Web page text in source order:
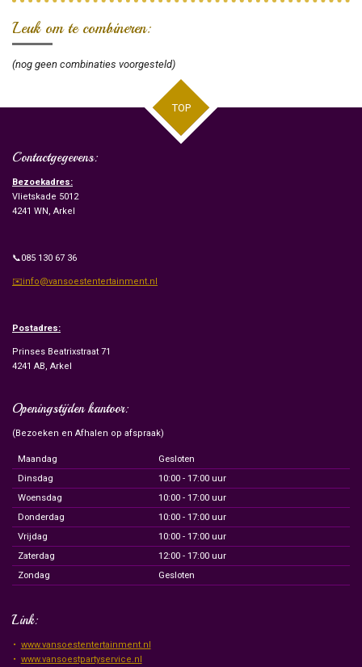
Leuk om te combineren:
(nog geen combinaties voorgesteld)
TOP
Contactgegevens:
Bezoekadres:
Vlietskade 5012
4241 WN, Arkel
📞085 130 67 36
✉️info@vansoestentertainment.nl
Postadres:
Prinses Beatrixstraat 71
4241 AB, Arkel
Openingstijden kantoor:
(Bezoeken en Afhalen op afspraak)
Maandag
Gesloten
Dinsdag
10:00 - 17:00 uur
Woensdag
10:00 - 17:00 uur
Donderdag
10:00 - 17:00 uur
Vrijdag
10:00 - 17:00 uur
Zaterdag
12:00 - 17:00 uur
Zondag
Gesloten
Link:
www.vansoestentertainment.nl
www.vansoestpartyservice.nl